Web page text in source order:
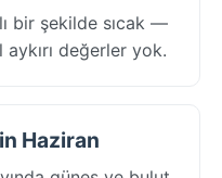
bir şekilde sıcak —
değerler yok.
Haziran